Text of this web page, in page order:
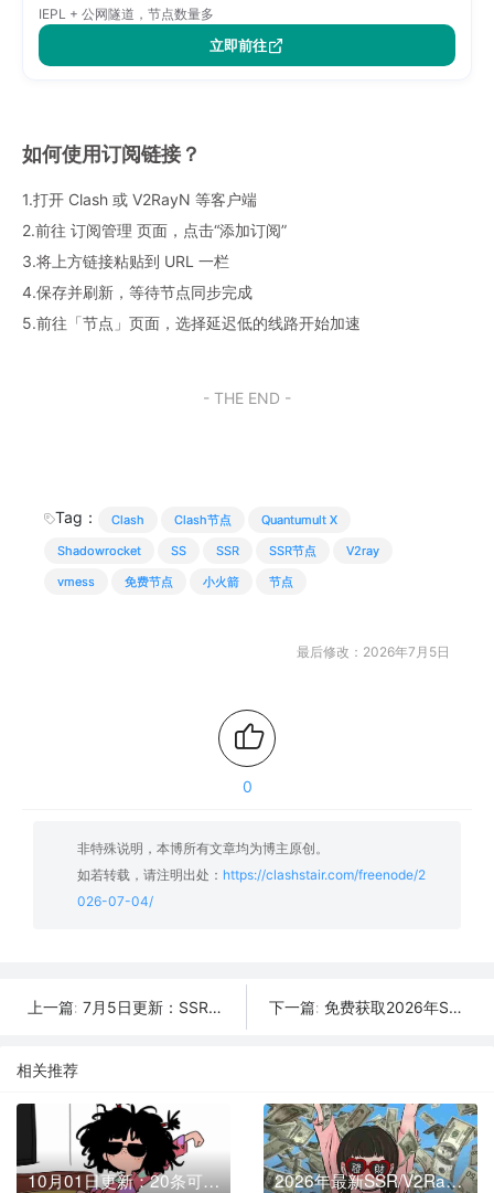
IEPL + 公网隧道，节点数量多
立即前往
如何使用订阅链接？
1.打开 Clash 或 V2RayN 等客户端
2.前往 订阅管理 页面，点击“添加订阅”
3.将上方链接粘贴到 URL 一栏
4.保存并刷新，等待节点同步完成
5.前往「节点」页面，选择延迟低的线路开始加速
- THE END -
Tag： Clash Clash节点
Quantumult X
Shadowrocket
SS SSR SSR节点
V2ray
vmess
免费节点 小火箭 节点
最后修改：2026年7月5日
0
非特殊说明，本博所有文章均为博主原创。
如若转载，请注明出处： https://clashstair.com/freenode/2
026-07-04/
上一篇: 7月5日更新：SSR/V2Ray/Clash可用节点10条分享 下一篇: 免费获取2026年SSR/V2Ray/Clash节点 | 7月3日可用
相关推荐
10月01日更新：20条可用免费节点 | 2025年SSR/V2ray/Clash订阅链接 2026年最新SSR/V2Ray/Clash节点分享 | 03月11日实时可用